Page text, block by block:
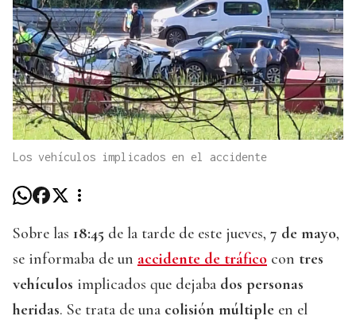
Los vehículos implicados en el accidente
Sobre las 18:45 de la tarde de este jueves, 7 de mayo,
se informaba de un accidente de tráfico con tres
vehículos implicados que dejaba dos personas
heridas. Se trata de una colisión múltiple en el